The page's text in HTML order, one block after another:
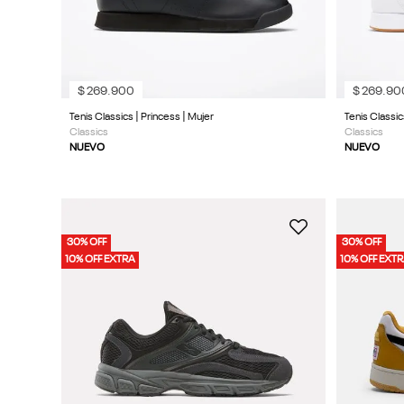
Tenis Classics | Princess | Mujer
Classics
NUEVO
$269.900
Tenis
Classics
NUEVO
$269.
30% OFF
10% OFF EXTRA
30% OFF
10% OFF